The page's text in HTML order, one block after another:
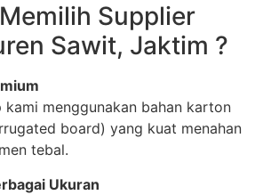
Supplier
Sawit, Jaktim ?
kami menggunakan bahan karton
board) yang kuat menahan
tebal.
Ukuran